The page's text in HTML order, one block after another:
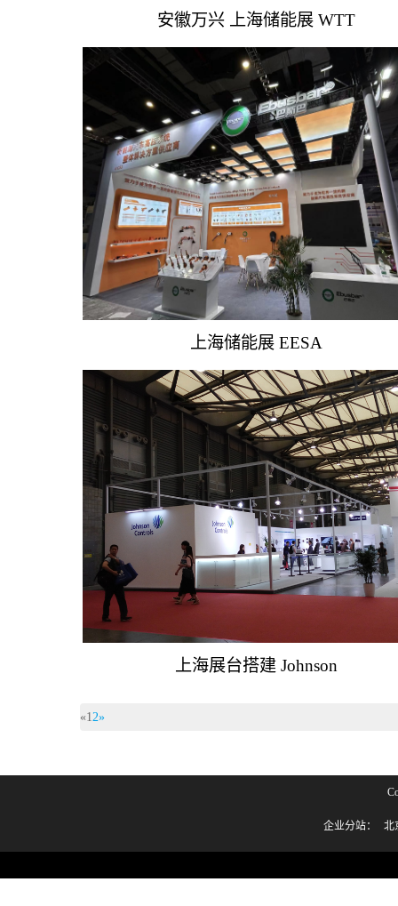
安徽万兴 上海储能展 WTT
上海储能展 EESA
上海展台搭建 Johnson
«1 2»
企业分站： 北